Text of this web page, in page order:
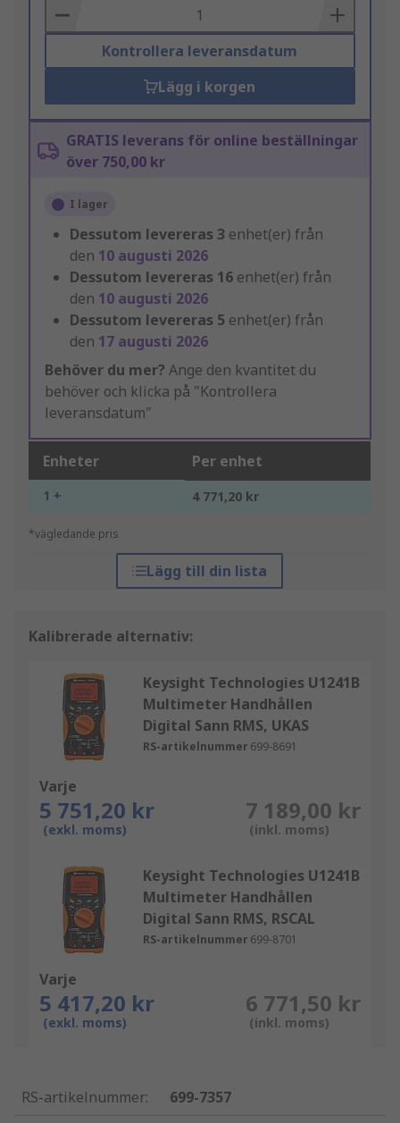
Basket
Kontrollera leveransdatum
Lägg i korgen
GRATIS leverans för online beställningar
över 750,00 kr
I lager
Dessutom levereras 3 enhet(er) från
den 10 augusti 2026
Dessutom levereras 16 enhet(er) från
den 10 augusti 2026
Dessutom levereras 5 enhet(er) från
den 17 augusti 2026
Behöver du mer? Ange den kvantitet du
behöver och klicka på "Kontrollera
leveransdatum"
Enheter Per enhet
1 + 4 771,20 kr
*vägledande pris
Lägg till din lista
Kalibrerade alternativ:
Keysight Technologies U1241B
Multimeter Handhållen
Digital Sann RMS, UKAS
RS-artikelnummer 699-8691
Varje
5 751,20 kr
(exkl. moms)
7 189,00 kr
(inkl. moms)
Keysight Technologies U1241B
Multimeter Handhållen
Digital Sann RMS, RSCAL
RS-artikelnummer 699-8701
Varje
5 417,20 kr
(exkl. moms)
6 771,50 kr
(inkl. moms)
RS-artikelnummer:
699-7357